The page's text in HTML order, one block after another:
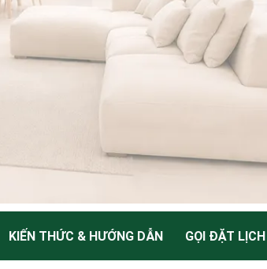
KIẾN THỨC & HƯỚNG DẪN GỌI ĐẶT LỊCH